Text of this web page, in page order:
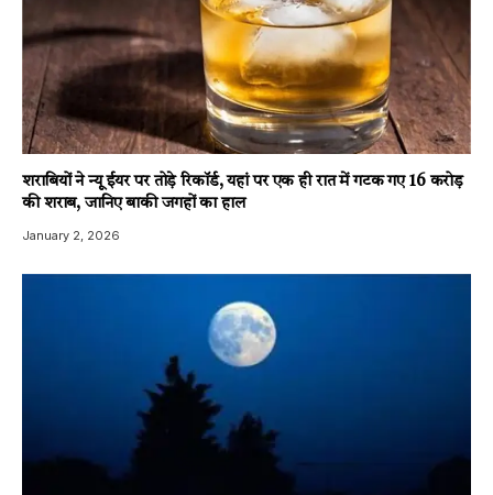
शराबियों ने न्यू ईयर पर तोड़े रिकॉर्ड, यहां पर एक ही रात में गटक गए 16 करोड़
की शराब, जानिए बाकी जगहों का हाल
January 2, 2026